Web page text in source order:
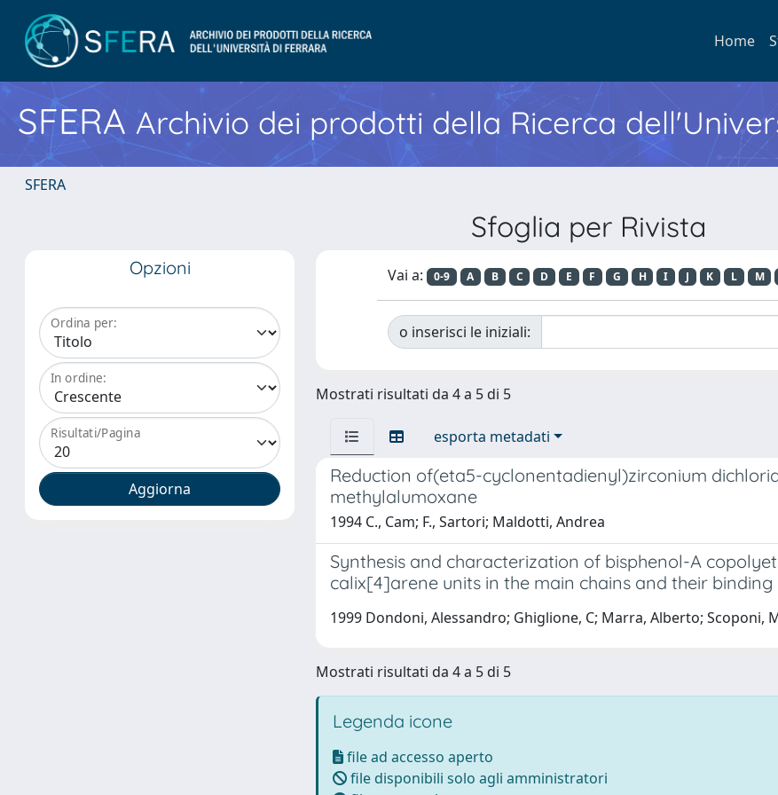
Home
SFERA Archivio dei prodotti della Ricerca
SFERA
Sfoglia per Rivista
Opzioni
Ordina per:
In ordine:
Risultati/Pagina
Vai a: 0-9 A B C D E F G H I J K L M
o inserisci le iniziali:
Mostrati risultati da 4 a 5 di 5
esporta metadati
Reduction of(eta5-cyclonentadienyl)zirconium
methylalumoxane
1994 C., Cam; F., Sartori; Maldotti, Andrea
Synthesis and characterization of bisphenol-A
calix[4]arene units in the main chains and their
1999 Dondoni, Alessandro; Ghiglione, C; Marra, Alberto; Scoponi,
Mostrati risultati da 4 a 5 di 5
Legenda icone
file ad accesso aperto
file disponibili solo agli amministratori